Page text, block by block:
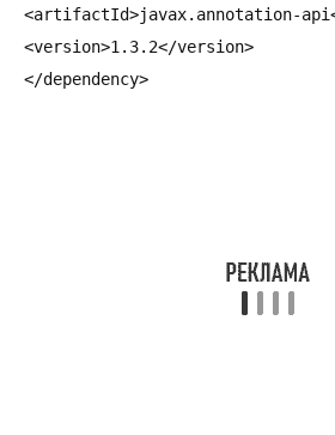
<artifactId>javax.annotation-
<version>1.3.2</version>
</dependency>